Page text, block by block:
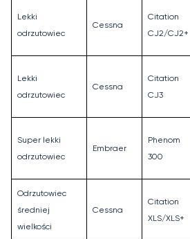
Lekki
odrzutowiec
Cessna
Citation
CJ2/CJ2+
Lekki
odrzutowiec
Cessna
Citation
CJ3
Super lekki
odrzutowiec
Embraer
Phenom
300
Odrzutowiec
średniej
wielkości
Cessna
Citation
XLS/XLS+